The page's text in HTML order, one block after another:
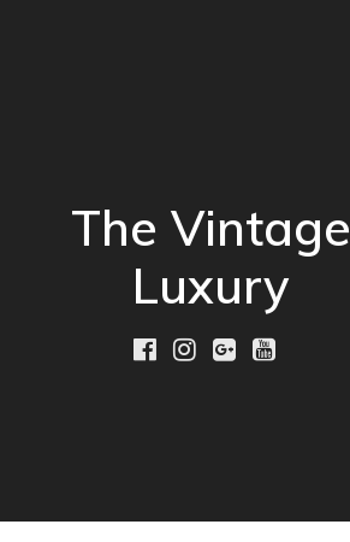
The Vintage
Luxury